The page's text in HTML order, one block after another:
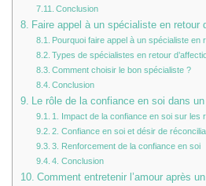
Conclusion
Faire appel à un spécialiste en retour
Pourquoi faire appel à un spécialiste en
Types de spécialistes en retour
Comment choisir le bon spécialiste ?
Conclusion
Le rôle de la confiance en soi dans un
1. Impact de la confiance en soi sur les
2. Confiance en soi et désir de
3. Renforcement de la confiance en soi
4. Conclusion
Comment entretenir l’amour après